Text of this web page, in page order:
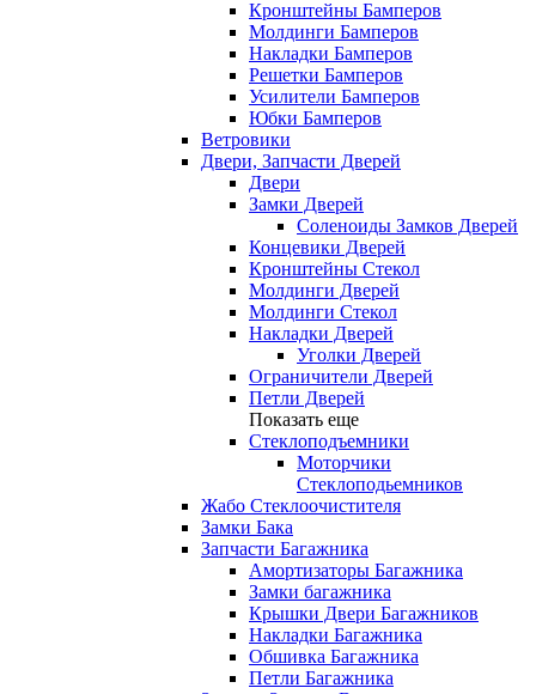
Кронштейны Бамперов
Молдинги Бамперов
Накладки Бамперов
Решетки Бамперов
Усилители Бамперов
Юбки Бамперов
Ветровики
Двери, Запчасти Дверей
Двери
Замки Дверей
Соленоиды Замков Дверей
Концевики Дверей
Кронштейны Стекол
Молдинги Дверей
Молдинги Стекол
Накладки Дверей
Уголки Дверей
Ограничители Дверей
Петли Дверей
Показать еще
Стеклоподъемники
Моторчики
Стеклоподьемников
Жабо Стеклоочистителя
Замки Бака
Запчасти Багажника
Амортизаторы Багажника
Замки багажника
Крышки Двери Багажников
Накладки Багажника
Обшивка Багажника
Петли Багажника